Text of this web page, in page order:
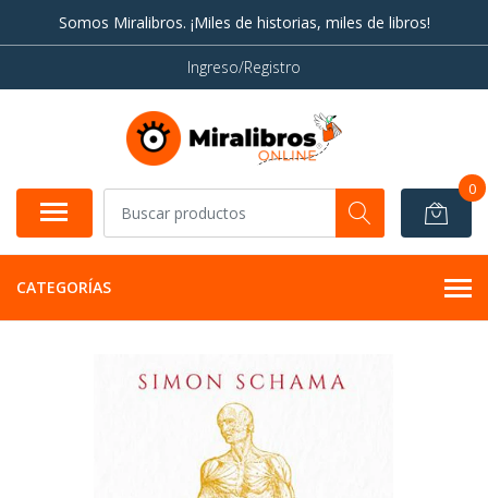
Somos Miralibros. ¡Miles de historias, miles de libros!
Ingreso/Registro
0
CATEGORÍAS